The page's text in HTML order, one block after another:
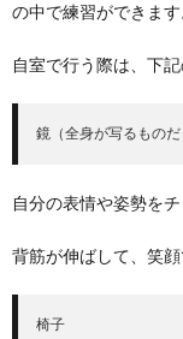
の中で練習ができます
自室で行う際は、下
鏡（全身が写るものだ
自分の表情や姿勢をチ
背筋が伸ばして、笑
椅子